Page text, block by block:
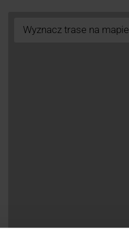
Wyznacz trase na mapie